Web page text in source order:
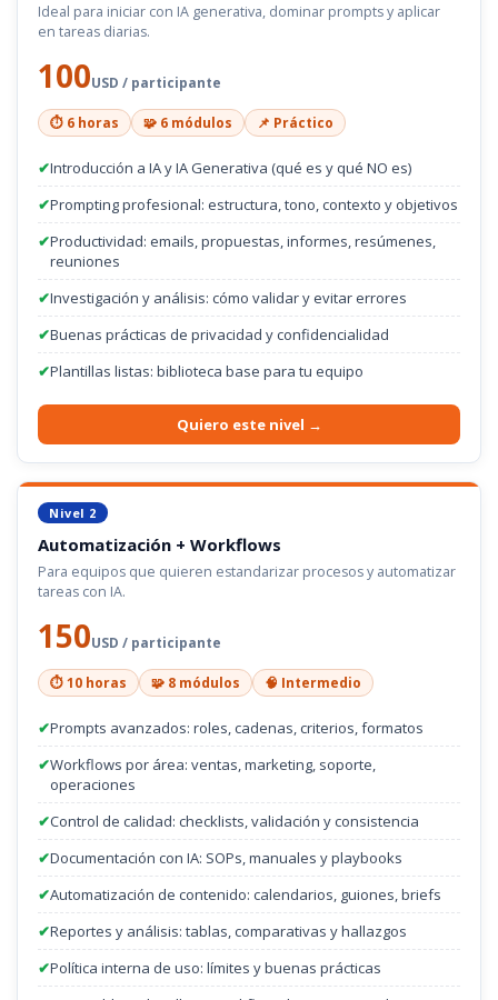
Ideal para iniciar con IA generativa, dominar prompts y aplicar
en tareas diarias.
100USD / participante
⏱️ 6 horas 🧩 6 módulos 📌 Práctico
✔Introducción a IA y IA Generativa (qué es y qué NO es)
✔Prompting profesional: estructura, tono, contexto y objetivos
✔Productividad: emails, propuestas, informes, resúmenes,
reuniones
✔Investigación y análisis: cómo validar y evitar errores
✔Buenas prácticas de privacidad y confidencialidad
✔Plantillas listas: biblioteca base para tu equipo
Quiero este nivel →
Nivel 2
Automatización + Workflows
Para equipos que quieren estandarizar procesos y automatizar
tareas con IA.
150USD / participante
⏱️ 10 horas 🧩 8 módulos 🧠 Intermedio
✔Prompts avanzados: roles, cadenas, criterios, formatos
✔Workflows por área: ventas, marketing, soporte,
operaciones
✔Control de calidad: checklists, validación y consistencia
✔Documentación con IA: SOPs, manuales y playbooks
✔Automatización de contenido: calendarios, guiones, briefs
✔Reportes y análisis: tablas, comparativas y hallazgos
✔Política interna de uso: límites y buenas prácticas